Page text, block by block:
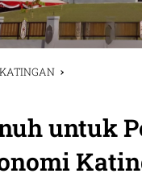
untuk